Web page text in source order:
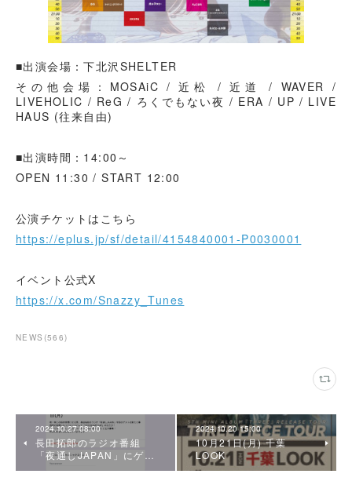
■出演会場：下北沢SHELTER
その他会場：MOSAiC / 近松 / 近道 / WAVER /
LIVEHOLIC / ReG / ろくでもない夜 / ERA / UP / LIVE
HAUS (往来自由)
■出演時間：14:00～
OPEN 11:30 / START 12:00
公演チケットはこちら
https://eplus.jp/sf/detail/4154840001-P0030001
イベント公式X
https://x.com/Snazzy_Tunes
NEWS (566)
2024.10.27 08:00
長田拓郎のラジオ番組
「夜通しJAPAN」にゲ…
2024.10.20 15:00
10月21日(月) 千葉
LOOK